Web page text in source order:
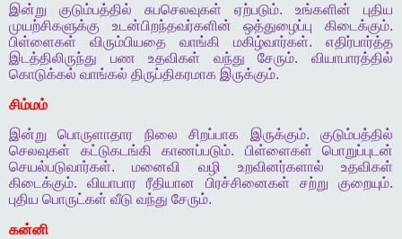
இன்று
குடும்பத்தில் சுபசெலவுகள் ஏற்படும். உங்களின்
புதிய
முயற்சிகளுக்கு
உடன்பிறந்தவர்களின் ஒத்துழைப்பு கிடைக்கும்.
பிள்ளைகள்
விரும்பியதை வாங்கி மகிழ்வார்கள். எதிர்பார்த்த
இடத்திலிருந்து
பண உதவிகள் வந்து சேரும்.வியாபாரத்தில்
கொடுக்கல் வாங்கல் திருப்திகரமாக இருக்கும்.
சிம்மம்
இன்று
பொருளாதார நிலை சிறப்பாக இருக்கும்.குடும்பத்தில்
செலவுகள்
கட்டுகடங்கி காணப்படும். பிள்ளைகள்
பொறுப்புடன்
செயல்படுவார்கள்.மனைவி வழி உறவினர்களால்
உதவிகள்
கிடைக்கும்.வியாபார ரீதியான பிரச்சினைகள் சற்று குறையும்.
புதிய பொருட்கள் வீடு வந்து சேரும்.
கன்னி